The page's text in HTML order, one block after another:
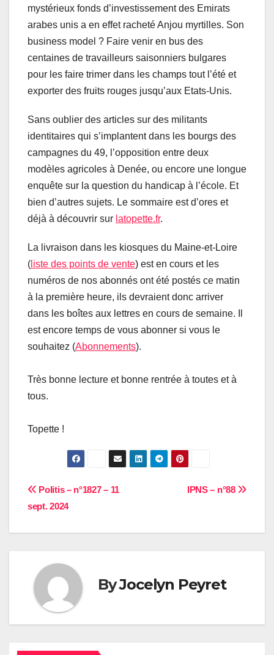
mystérieux fonds d’investissement des Emirats
arabes unis a en effet racheté Anjou myrtilles. Son
business model ? Faire venir en bus des
centaines de travailleurs saisonniers bulgares
pour les faire trimer dans les champs tout l’été et
exporter des fruits rouges jusqu’aux Etats-Unis.
Sans oublier des articles sur des militants
identitaires qui s’implantent dans les bourgs des
campagnes du 49, l’opposition entre deux
modèles agricoles à Denée, ou encore une longue
enquête sur la question du handicap à l’école. Et
bien d’autres sujets. Le sommaire est d’ores et
déjà à découvrir sur latopette.fr.
La livraison dans les kiosques du Maine-et-Loire
( liste des points de vente) est en cours et les
numéros de nos abonnés ont été postés ce matin
à la première heure, ils devraient donc arriver
dans les boîtes aux lettres en cours de semaine. Il
est encore temps de vous abonner si vous le
souhaitez (Abonnements).
Très bonne lecture et bonne rentrée à toutes et à
tous.
Topette !
Navigation
de
IPNS – n°88
Politis – n°1827 – 11
sept. 2024
ByJocelyn Peyret